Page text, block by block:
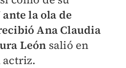
ante la ola de
Ana Claudia
León salió en
actriz.